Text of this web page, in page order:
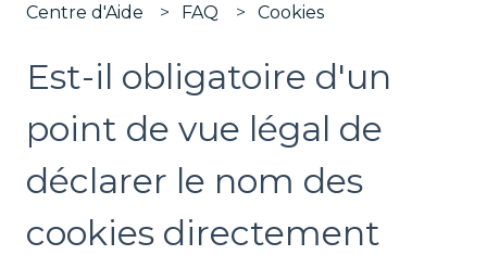
Centre d'Aide FAQ Cookies
Est-il obligatoire d'un
point de vue légal de
déclarer le nom des
cookies directement